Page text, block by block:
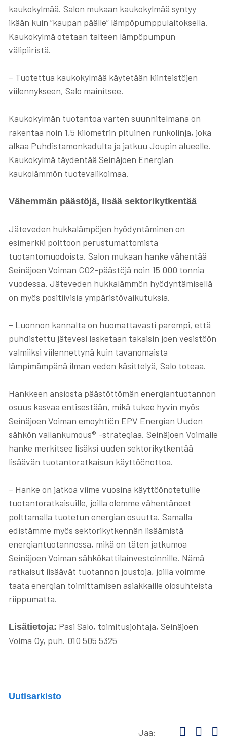
kaukokylmää. Salon mukaan kaukokylmää syntyy
ikään kuin ”kaupan päälle” lämpöpumppulaitoksella.
Kaukokylmä otetaan talteen lämpöpumpun
välipiiristä.
– Tuotettua kaukokylmää käytetään kiinteistöjen
viilennykseen, Salo mainitsee.
Kaukokylmän tuotantoa varten suunnitelmana on
rakentaa noin 1,5 kilometrin pituinen runkolinja, joka
alkaa Puhdistamonkadulta ja jatkuu Joupin alueelle.
Kaukokylmä täydentää Seinäjoen Energian
kaukolämmön tuotevalikoimaa.
Vähemmän päästöjä, lisää sektorikytkentää
Jäteveden hukkalämpöjen hyödyntäminen on
esimerkki polttoon perustumattomista
tuotantomuodoista. Salon mukaan hanke vähentää
Seinäjoen Voiman CO2-päästöjä noin 15 000 tonnia
vuodessa. Jäteveden hukkalämmön hyödyntämisellä
on myös positiivisia ympäristövaikutuksia.
– Luonnon kannalta on huomattavasti parempi, että
puhdistettu jätevesi lasketaan takaisin joen vesistöön
valmiiksi viilennettynä kuin tavanomaista
lämpimämpänä ilman veden käsittelyä, Salo toteaa.
Hankkeen ansiosta päästöttömän energiantuotannon
osuus kasvaa entisestään, mikä tukee hyvin myös
Seinäjoen Voiman emoyhtiön EPV Energian Uuden
sähkön vallankumous® -strategiaa. Seinäjoen Voimalle
hanke merkitsee lisäksi uuden sektorikytkentää
lisäävän tuotantoratkaisun käyttöönottoa.
– Hanke on jatkoa viime vuosina käyttöönotetuille
tuotantoratkaisuille, joilla olemme vähentäneet
polttamalla tuotetun energian osuutta. Samalla
edistämme myös sektorikytkennän lisäämistä
energiantuotannossa, mikä on täten jatkumoa
Seinäjoen Voiman sähkökattilainvestoinnille. Nämä
ratkaisut lisäävät tuotannon joustoja, joilla voimme
taata energian toimittamisen asiakkaille olosuhteista
riippumatta.
Lisätietoja: Pasi Salo, toimitusjohtaja, Seinäjoen
Voima Oy, puh. 010 505 5325
Uutisarkisto
Jaa: